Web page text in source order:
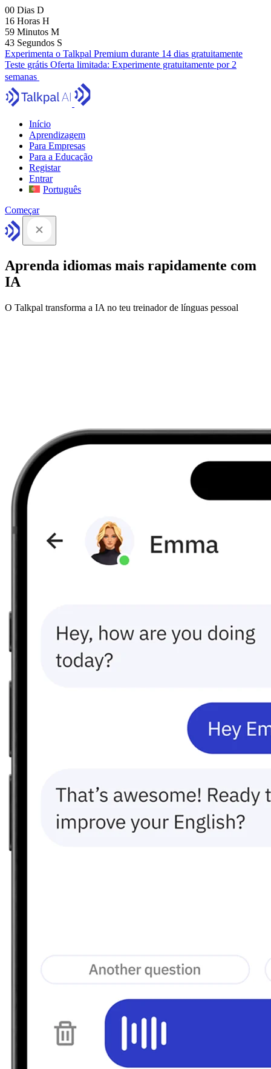
00 Dias D
16 Horas H
59 Minutos M
41 Segundos S
Experimenta o Talkpal Premium durante 14 dias gratuitamente
Teste grátis Oferta limitada: Experimente gratuitamente por 2
semanas
Início
Aprendizagem
Para Empresas
Para a Educação
Registar
Entrar
Português
Começar
Aprenda idiomas mais rapidamente com
IA
O Talkpal transforma a IA no teu treinador de línguas pessoal